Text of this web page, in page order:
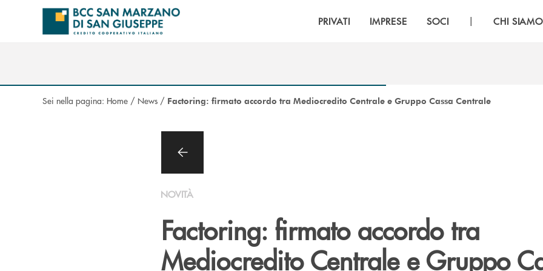
Salta al contenuto principale
PRIVATI IMPRESE SOCI | CHI SIAMO
Sei nella pagina: Home / News / Factoring: firmato accordo tra Mediocredito Centrale e Gruppo Cassa Centrale
NOVITÀ
Factoring: firmato accordo tra
Mediocredito Centrale e Gruppo